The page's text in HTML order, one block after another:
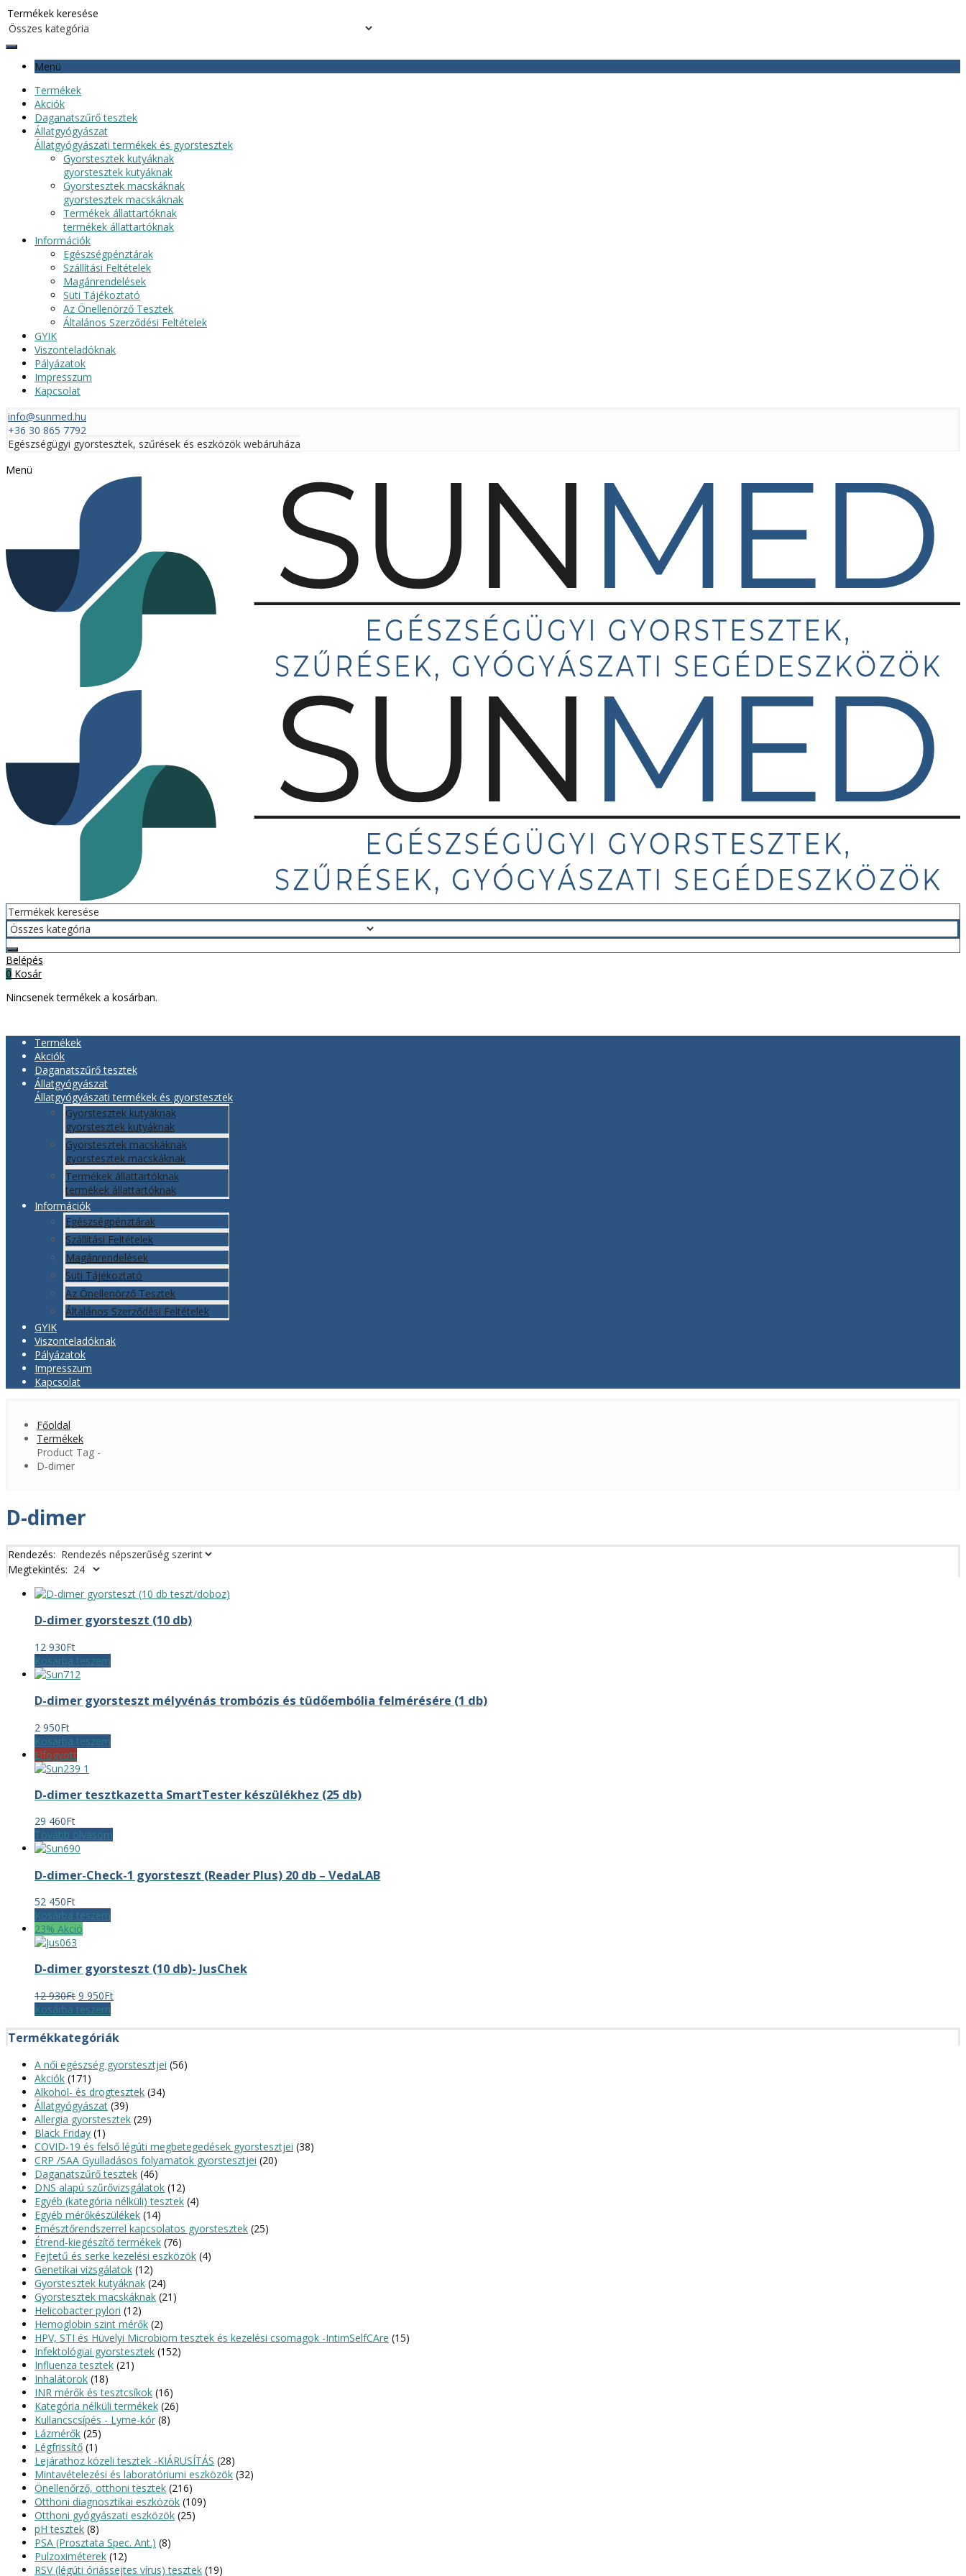
Menü
Termékek
Akciók
Daganatszűrő tesztek
Állatgyógyászat
Állatgyógyászati termékek és gyorstesztek
Gyorstesztek kutyáknak
gyorstesztek kutyáknak
Gyorstesztek macskáknak
gyorstesztek macskáknak
Termékek állattartóknak
termékek állattartóknak
Információk
Egészségpénztárak
Szállítási Feltételek
Magánrendelések
Süti Tájékoztató
Az Önellenörző Tesztek
Általános Szerződési Feltételek
GYIK
Viszonteladóknak
Pályázatok
Impresszum
Kapcsolat
info@sunmed.hu
+36 30 865 7792
Egészségügyi gyorstesztek, szűrések és eszközök webáruháza
Menü
Belépés
0 Kosár
Nincsenek termékek a kosárban.
Termékek
Akciók
Daganatszűrő tesztek
Állatgyógyászat
Állatgyógyászati termékek és gyorstesztek
Gyorstesztek kutyáknak
gyorstesztek kutyáknak
Gyorstesztek macskáknak
gyorstesztek macskáknak
Termékek állattartóknak
termékek állattartóknak
Információk
Egészségpénztárak
Szállítási Feltételek
Magánrendelések
Süti Tájékoztató
Az Önellenörző Tesztek
Általános Szerződési Feltételek
GYIK
Viszonteladóknak
Pályázatok
Impresszum
Kapcsolat
Főoldal
Termékek
Product Tag -
D-dimer
D-dimer
Rendezés:
Megtekintés:
D-dimer gyorsteszt (10 db)
12 930Ft
Kosárba teszem
D-dimer gyorsteszt mélyvénás trombózis és tüdőembólia felmérésére (1 db)
2 950Ft
Kosárba teszem
Elfogyott
D-dimer tesztkazetta SmartTester készülékhez (25 db)
29 460Ft
Tovább olvasom
D-dimer-Check-1 gyorsteszt (Reader Plus) 20 db – VedaLAB
52 450Ft
Kosárba teszem
23% Akció
D-dimer gyorsteszt (10 db)- JusChek
12 930Ft Original
price
12
930Ft.
9 950FtCurrent
9
Kosárba teszem
Termékkategóriák
A női egészség gyorstesztjei (56)
Akciók (171)
Alkohol- és drogtesztek (34)
Állatgyógyászat (39)
Allergia gyorstesztek (29)
Black Friday (1)
COVID-19 és felső légúti megbetegedések gyorstesztjei (38)
CRP /SAA Gyulladásos folyamatok gyorstesztjei (20)
Daganatszűrő tesztek (46)
DNS alapú szűrővizsgálatok (12)
Egyéb (kategória nélküli) tesztek (4)
Egyéb mérőkészülékek (14)
Emésztőrendszerrel kapcsolatos gyorstesztek (25)
Étrend-kiegészítő termékek (76)
Fejtetű és serke kezelési eszközök (4)
Genetikai vizsgálatok (12)
Gyorstesztek kutyáknak (24)
Gyorstesztek macskáknak (21)
Helicobacter pylori (12)
Hemoglobin szint mérők (2)
HPV, STI és Hüvelyi Microbiom tesztek és kezelési csomagok -IntimSelfCAre (15)
Infektológiai gyorstesztek (152)
Influenza tesztek (21)
Inhalátorok (18)
INR mérők és tesztcsíkok (16)
Kategória nélküli termékek (26)
Kullancscsípés - Lyme-kór (8)
Lázmérők (25)
Légfrissítő (1)
Lejárathoz közeli tesztek -KIÁRUSÍTÁS (28)
Mintavételezési és laboratóriumi eszközök (32)
Önellenőrző, otthoni tesztek (216)
Otthoni diagnosztikai eszközök (109)
Otthoni gyógyászati eszközök (25)
pH tesztek (8)
PSA (Prosztata Spec. Ant.) (8)
Pulzoximéterek (12)
RSV (légúti óriássejtes vírus) tesztek (19)